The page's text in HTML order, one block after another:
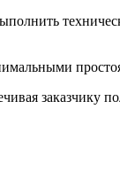
заказчику